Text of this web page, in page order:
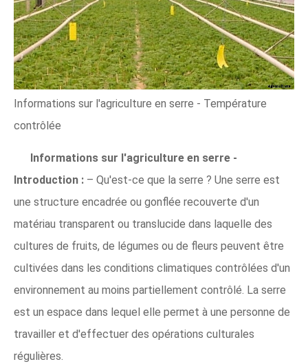
Informations sur l'agriculture en serre - Température
contrôlée
Informations sur l'agriculture en serre -
Introduction : – Qu'est-ce que la serre ? Une serre est
une structure encadrée ou gonflée recouverte d'un
matériau transparent ou translucide dans laquelle des
cultures de fruits, de légumes ou de fleurs peuvent être
cultivées dans les conditions climatiques contrôlées d'un
environnement au moins partiellement contrôlé. La serre
est un espace dans lequel elle permet à une personne de
travailler et d'effectuer des opérations culturales
régulières.